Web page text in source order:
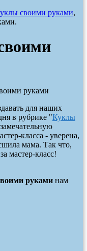
своими руками,
для наших
в рубрике "Куклы
класса - уверена,
мама. Так что,
мастер-класс!
руками нам